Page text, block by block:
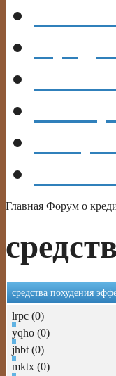
Главная Форум о
средства похудения
lrpc (0)
yqho (0)
jhbt (0)
mktx (0)